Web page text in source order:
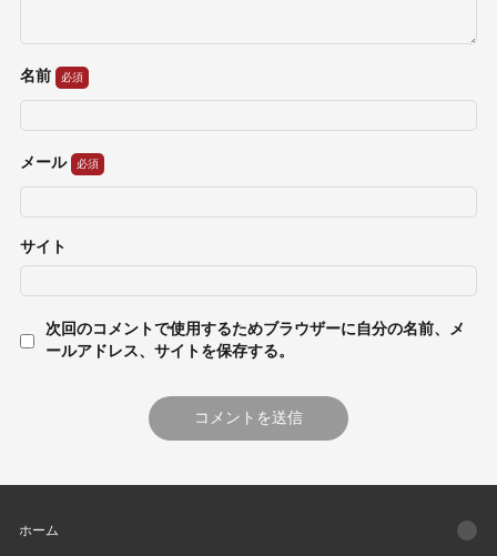
名前
メール
サイト
次回のコメントで使用するためブラウザーに自分の名前、メ
ールアドレス、サイトを保存する。
ホーム